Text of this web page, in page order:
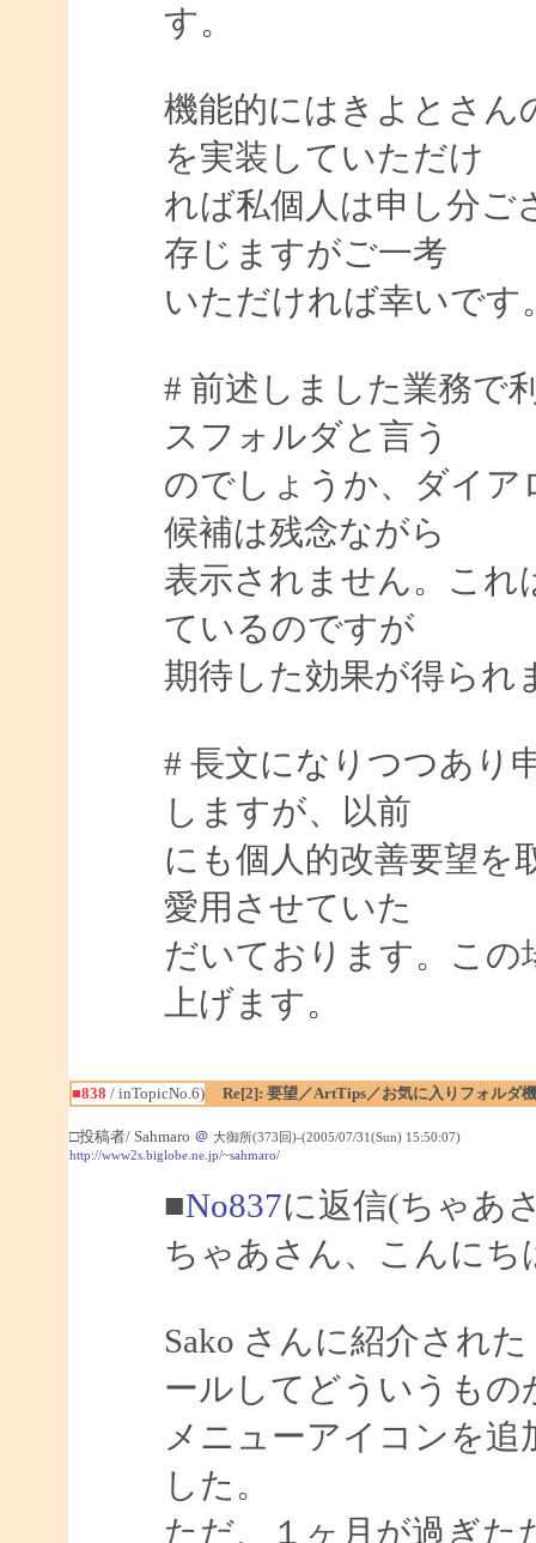
す。
機能的にはきよとさん
を実装していただけ
れば私個人は申し分ご
存じますがご一考
いただければ幸いです
# 前述しました業務で
スフォルダと言う
のでしょうか、ダイ
候補は残念ながら
表示されません。これ
ているのですが
期待した効果が得られ
# 長文になりつつあり
しますが、以前
にも個人的改善要望を
愛用させていた
だいております。こ
上げます。
■838 / inTopicNo.6) Re[2]: 要望／ArtTips／お気に入りフォルダ
□投稿者/ Sahmaro ＠ 大御所(373回)-(2005/07/31(Sun) 15:50:07)
http://www2s.biglobe.ne.jp/~sahmaro/
■No837に返信(ちゃあ
ちゃあさん、こんにち
Sako さんに紹介され
ールしてどういうもの
メニューアイコンを
した。
ただ、１ヶ月が過ぎ